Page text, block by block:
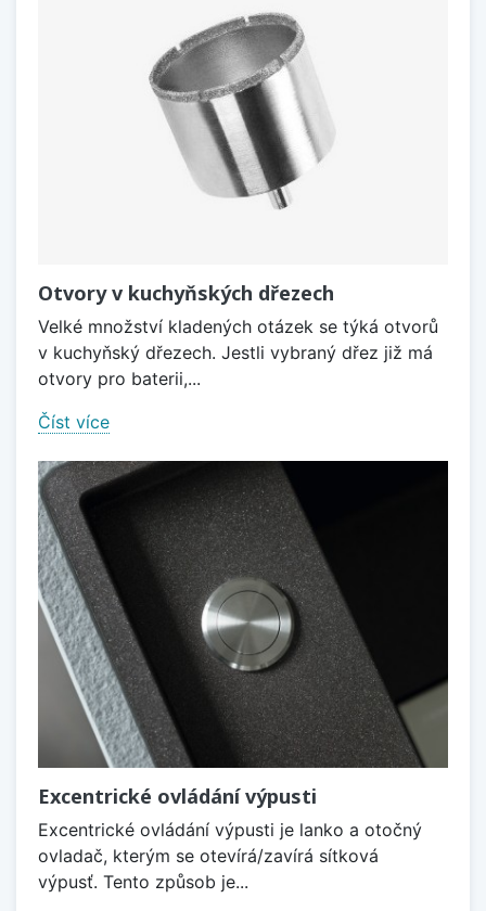
Otvory v kuchyňských dřezech
Velké množství kladených otázek se týká otvorů
v kuchyňský dřezech. Jestli vybraný dřez již má
otvory pro baterii,...
Číst více
Excentrické ovládání výpusti
Excentrické ovládání výpusti je lanko a otočný
ovladač, kterým se otevírá/zavírá sítková
výpusť. Tento způsob je...